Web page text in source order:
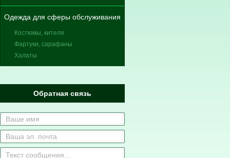
Одежда для сферы обслуживания
Костюмы, кителя
Фартуки, сарафаны
Халаты
Обратная связь